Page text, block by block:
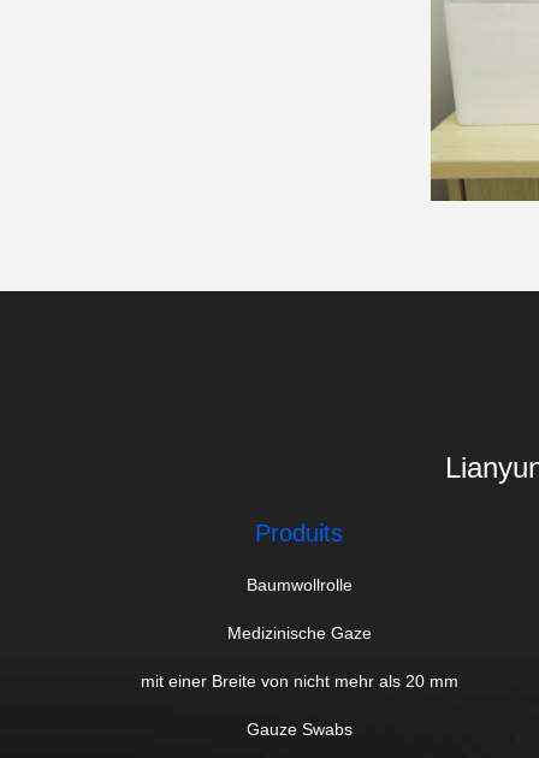
Produits
Baumwollrolle
Medizinische Gaze
mit einer Breite von nicht mehr als 20 mm
Gauze Swabs